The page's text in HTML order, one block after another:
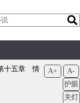
十五章 情
A+
A-
护眼
关灯